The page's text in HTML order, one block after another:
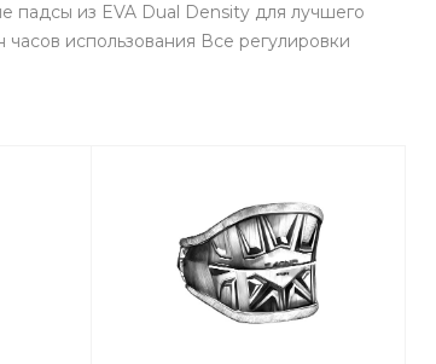
падсы из EVA Dual Density для лучшего
использования Все регулировки